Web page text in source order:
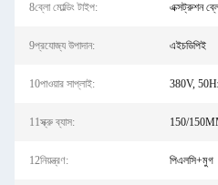
8ব্লো মোল্ডিং টাইপ: এক্সট্রুশন ব্লো
9প্রযোজ্য উপাদান: এইচডিপিই
10পাওয়ার সাপ্লাই: 380V,
11স্ক্রু ব্যাস: 150/
12নিয়ন্ত্রণ: পিএলসি+মুগ